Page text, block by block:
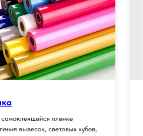
пленке
вывесок, световых кубов,